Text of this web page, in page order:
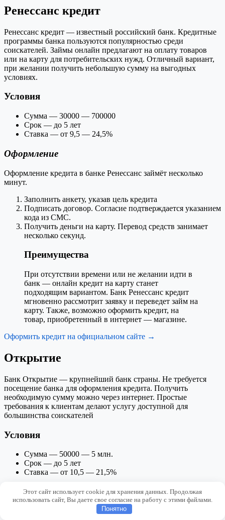
Ренессанс кредит
Ренессанс кредит — известный российский банк. Кредитные
программы банка пользуются популярностью среди
соискателей. Займы онлайн предлагают на оплату товаров
или на карту для потребительских нужд. Отличный вариант,
при желании получить небольшую сумму на выгодных
условиях.
Условия
Сумма — 30000 — 700000
Срок — до 5 лет
Ставка — от 9,5 — 24,5%
Оформление
Оформление кредита в банке Ренессанс займёт несколько
минут.
Заполнить анкету, указав цель кредита
Подписать договор. Согласие подтверждается указанием
кода из СМС.
Получить деньги на карту. Перевод средств занимает
несколько секунд.
Преимущества
При отсутствии времени или не желании идти в
банк — онлайн кредит на карту станет
подходящим вариантом. Банк Ренессанс кредит
мгновенно рассмотрит заявку и переведет займ на
карту. Также, возможно оформить кредит, на
товар, приобретенный в интернет — магазине.
Оформить кредит на официальном сайте →
Открытие
Банк Открытие — крупнейший банк страны. Не требуется
посещение банка для оформления кредита. Получить
необходимую сумму можно через интернет. Простые
требования к клиентам делают услугу доступной для
большинства соискателей
Условия
Сумма — 50000 — 5 млн.
Срок — до 5 лет
Ставка — от 10,5 — 21,5%
Оформление
Достаточно приготовить паспорт и выполнить ряд действий:
Этот сайт использует cookie для хранения данных. Продолжая
использовать сайт, Вы даете свое согласие на работу с этими файлами.
Понятно